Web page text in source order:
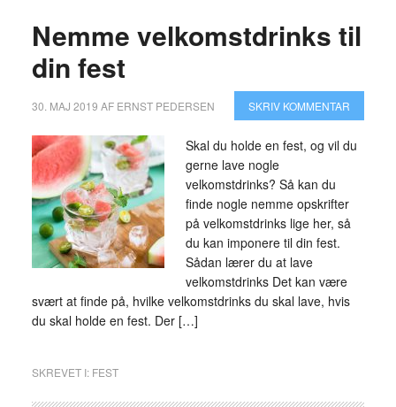
Nemme velkomstdrinks til
din fest
30. MAJ 2019 AF ERNST PEDERSEN SKRIV KOMMENTAR
Skal du holde en fest, og vil du
gerne lave nogle
velkomstdrinks? Så kan du
finde nogle nemme opskrifter
på velkomstdrinks lige her, så
du kan imponere til din fest.
Sådan lærer du at lave
velkomstdrinks Det kan være
svært at finde på, hvilke velkomstdrinks du skal lave, hvis
du skal holde en fest. Der […]
SKREVET I: FEST